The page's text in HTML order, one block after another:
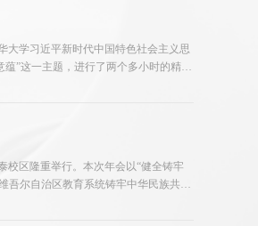
大学习近平新时代中国特色社会主义思
”这一主题，进行了两个多小时的精彩
校区隆重举行。本次年会以“健全铸牢
尔自治区教育系统铸牢中华民族共同